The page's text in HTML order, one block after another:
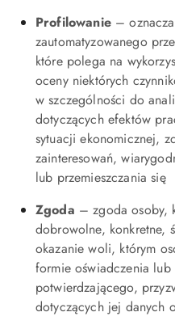
Profilowanie–
zautomatyzowanego
które polega na
oceny niektórych
w szczególności do
dotyczących efektów
sytuacji ekonomicznej,
zainteresowań,
lub przemieszczania się
Zgoda – zgoda osoby,
dobrowolne, konkretne,
okazanie woli, którym
formie oświadczenia lub
potwierdzającego,
dotyczących jej danych